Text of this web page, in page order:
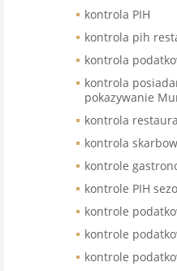
kontrola PIH
kontrola pih
kontrola
kontrola
pokazywanie
kontrola
kontrola
kontrole
kontrole PIH
kontrole
kontrole
kontrole